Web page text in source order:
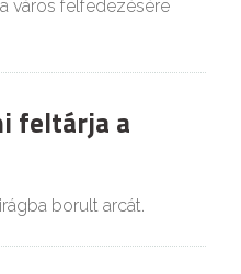
város felfedezésére
feltárja a
borult arcát.